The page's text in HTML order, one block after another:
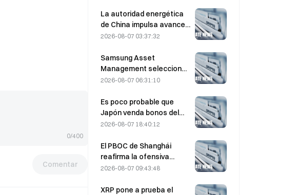
0/400
Comentar
La autoridad energética
de China impulsa avances
en semiconductores de
2026-08-07 03:37:32
Samsung Asset
Management selecciona
a tres firmas de capital
asignación de un fondo de
90.000 millones de KRW
2026-08-07 06:31:10
Es poco probable que
Japón venda bonos del
Tesoro de EE. UU. a medio
impacto en los
rendimientos a largo
plazo sería limitado.
2026-08-07 18:40:12
El PBOC de Shanghái
reafirma la ofensiva
contra las criptomonedas
trabajo del 4 de agosto
2026-08-07 09:43:48
XRP pone a prueba el